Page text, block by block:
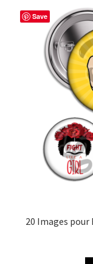
Save
20 Images pour